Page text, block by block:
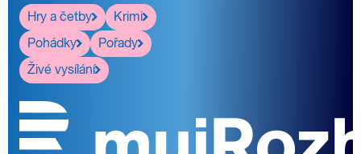
Hry a četby
Krimi
Pohádky
Pořady
Živé vysílání